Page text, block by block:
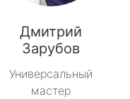
Дмитрий
Зарубов
Универсальный
мастер